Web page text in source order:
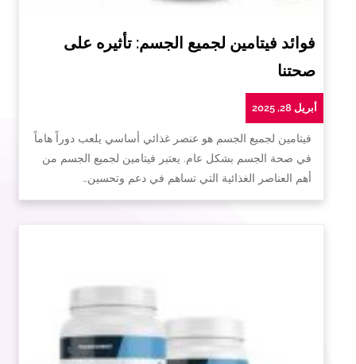
فوائد فيتامين لجميع الجسم: تأثيره على
صحتنا
أبريل 28, 2025
فيتامين لجميع الجسم هو عنصر غذائي أساسي يلعب دوراً هاماً
في صحة الجسم بشكل عام. يعتبر فيتامين لجميع الجسم من
أهم العناصر الغذائية التي تساهم في دعم وتحسين…